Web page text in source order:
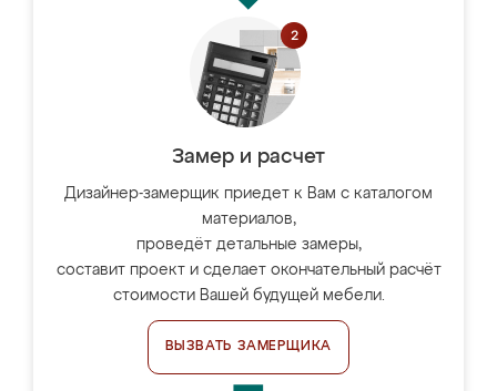
Замер и расчет
Дизайнер-замерщик приедет к Вам с каталогом
материалов,
проведёт детальные замеры,
составит проект и сделает окончательный расчёт
стоимости Вашей будущей мебели.
ВЫЗВАТЬ ЗАМЕРЩИКА